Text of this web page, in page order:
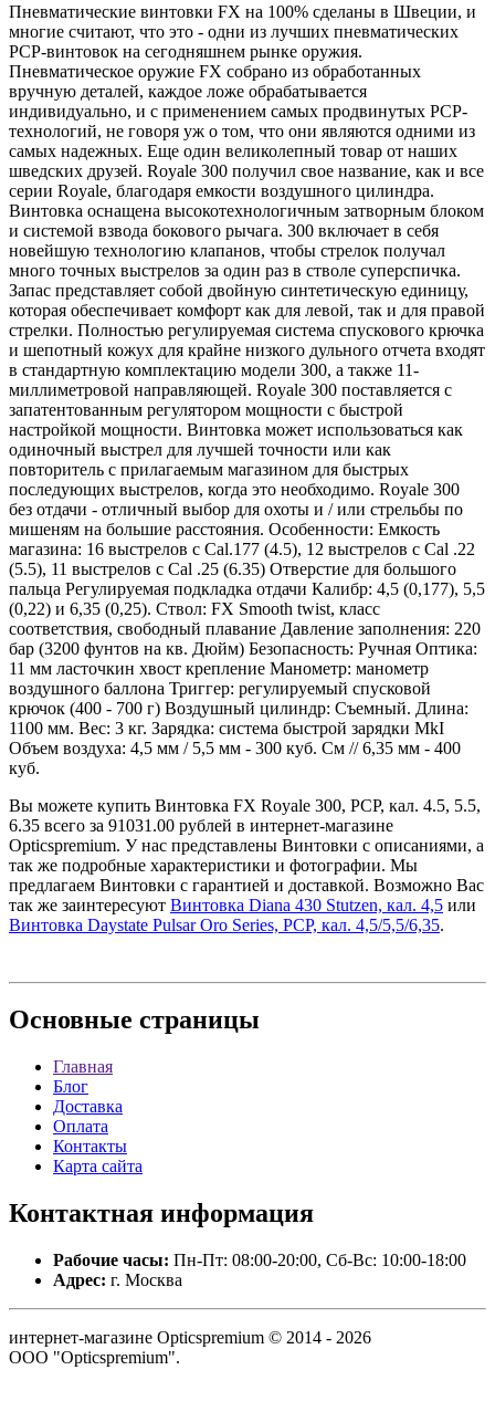
Пневматические винтовки FX на 100% сделаны в Швеции, и
многие считают, что это - одни из лучших пневматических
PCP-винтовок на сегодняшнем рынке оружия.
Пневматическое оружие FX собрано из обработанных
вручную деталей, каждое ложе обрабатывается
индивидуально, и с применением самых продвинутых PCP-
технологий, не говоря уж о том, что они являются одними из
самых надежных. Еще один великолепный товар от наших
шведских друзей. Royale 300 получил свое название, как и все
серии Royale, благодаря емкости воздушного цилиндра.
Винтовка оснащена высокотехнологичным затворным блоком
и системой взвода бокового рычага. 300 включает в себя
новейшую технологию клапанов, чтобы стрелок получал
много точных выстрелов за один раз в стволе суперспичка.
Запас представляет собой двойную синтетическую единицу,
которая обеспечивает комфорт как для левой, так и для правой
стрелки. Полностью регулируемая система спускового крючка
и шепотный кожух для крайне низкого дульного отчета входят
в стандартную комплектацию модели 300, а также 11-
миллиметровой направляющей. Royale 300 поставляется с
запатентованным регулятором мощности с быстрой
настройкой мощности. Винтовка может использоваться как
одиночный выстрел для лучшей точности или как
повторитель с прилагаемым магазином для быстрых
последующих выстрелов, когда это необходимо. Royale 300
без отдачи - отличный выбор для охоты и / или стрельбы по
мишеням на большие расстояния. Особенности: Емкость
магазина: 16 выстрелов с Cal.177 (4.5), 12 выстрелов с Cal .22
(5.5), 11 выстрелов с Cal .25 (6.35) Отверстие для большого
пальца Регулируемая подкладка отдачи Калибр: 4,5 (0,177), 5,5
(0,22) и 6,35 (0,25). Ствол: FX Smooth twist, класс
соответствия, свободный плавание Давление заполнения: 220
бар (3200 фунтов на кв. Дюйм) Безопасность: Ручная Оптика:
11 мм ласточкин хвост крепление Манометр: манометр
воздушного баллона Триггер: регулируемый спусковой
крючок (400 - 700 г) Воздушный цилиндр: Съемный. Длина:
1100 мм. Вес: 3 кг. Зарядка: система быстрой зарядки MkI
Объем воздуха: 4,5 мм / 5,5 мм - 300 куб. См // 6,35 мм - 400
куб.
Вы можете купить Винтовка FX Royale 300, PCP, кал. 4.5, 5.5,
6.35 всего за 91031.00 рублей в интернет-магазине
Opticspremium. У нас представлены Винтовки с описаниями, а
так же подробные характеристики и фотографии. Мы
предлагаем Винтовки с гарантией и доставкой. Возможно Вас
так же заинтересуют Винтовка Diana 430 Stutzen, кал. 4,5 или
Винтовка Daystate Pulsar Oro Series, PCP, кал. 4,5/5,5/6,35.
Основные страницы
Главная
Блог
Доставка
Оплата
Контакты
Карта сайта
Контактная информация
Рабочие часы: Пн-Пт: 08:00-20:00, Сб-Вс: 10:00-18:00
Адрес: г. Москва
интернет-магазине Opticspremium © 2014 - 2026
ООО "Opticspremium".